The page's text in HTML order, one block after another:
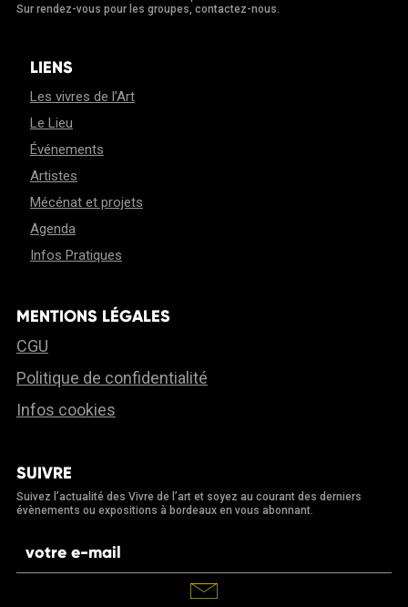
Sur rendez-vous pour les groupes, contactez-nous.
LIENS
Les vivres de l’Art
Le Lieu
Événements
Artistes
Mécénat et projets
Agenda
Infos Pratiques
MENTIONS LÉGALES
CGU
Politique de confidentialité
Infos cookies
SUIVRE
Suivez l’actualité des Vivre de l’art et soyez au courant des derniers
évènements ou expositions à bordeaux en vous abonnant.